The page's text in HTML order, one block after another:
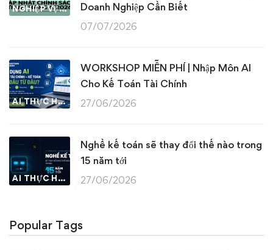
NGHIỆP VỤ KẾ TOÁN & THUẾ
Doanh Nghiệp Cần Biết
07/07/2026
AI THỰC HÀNH
WORKSHOP MIỄN PHÍ | Nhập Môn AI
Cho Kế Toán Tài Chính
27/06/2026
AI THỰC HÀNH
Nghề kế toán sẽ thay đổi thế nào trong
15 năm tới
27/06/2026
Popular Tags